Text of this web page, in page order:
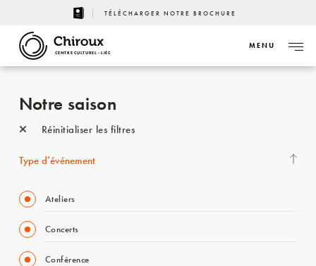
TÉLÉCHARGER NOTRE BROCHURE
CENTRE CULTUREL - LIÈGE
MENU
Notre saison
Réinitialiser les filtres
Type d’événement
Ateliers
Concerts
Conférence